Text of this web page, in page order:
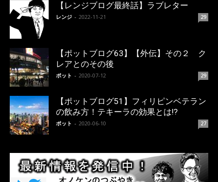
【レンジブログ最終話】ラブレター
レンジ - 2022-11-21 29
【ポットブログ63】【外伝】その２ ク
レアとのその後
ポット - 2020-07-12 29
【ポットブログ51】フィリピンベテラン
の飲み方！テキーラの効果とは!?
ポット - 2020-06-10 27